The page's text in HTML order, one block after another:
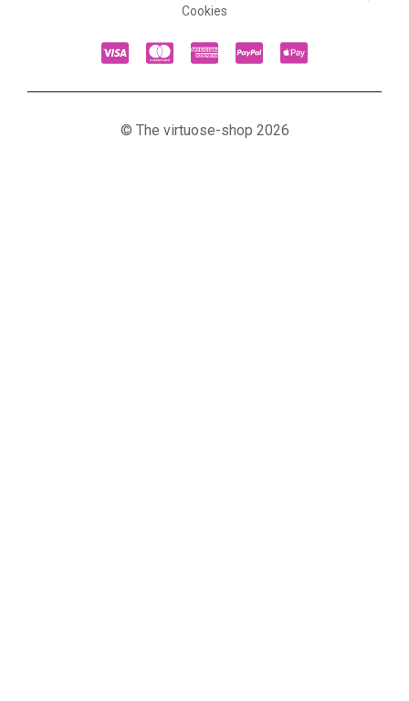
Cookies
© The virtuose-shop 2026